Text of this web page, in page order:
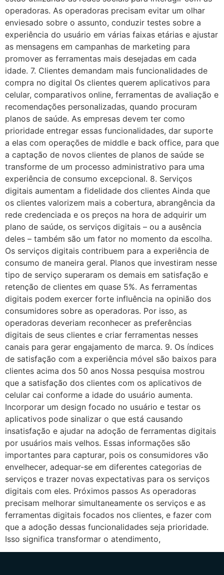
operadoras. As operadoras precisam evitar um olhar
enviesado sobre o assunto, conduzir testes sobre a
experiência do usuário em várias faixas etárias e ajustar
as mensagens em campanhas de marketing para
promover as ferramentas mais desejadas em cada
idade. 7. Clientes demandam mais funcionalidades de
compra no digital Os clientes querem aplicativos para
celular, comparativos online, ferramentas de avaliação e
recomendações personalizadas, quando procuram
planos de saúde. As empresas devem ter como
prioridade entregar essas funcionalidades, dar suporte
a elas com operações de middle e back office, para que
a captação de novos clientes de planos de saúde se
transforme de um processo administrativo para uma
experiência de consumo excepcional. 8. Serviços
digitais aumentam a fidelidade dos clientes Ainda que
os clientes valorizem mais a cobertura, abrangência da
rede credenciada e os preços na hora de adquirir um
plano de saúde, os serviços digitais – ou a ausência
deles – também são um fator no momento da escolha.
Os serviços digitais contribuem para a experiência de
consumo de maneira geral. Planos que investiram nesse
tipo de serviço superaram os demais em satisfação e
retenção de clientes em quase 5%. As ferramentas
digitais podem exercer forte influência na opinião dos
consumidores sobre as operadoras. Por isso, as
operadoras deveriam reconhecer as preferências
digitais de seus clientes e criar ferramentas nesses
canais para gerar engajamento de marca. 9. Os índices
de satisfação com a experiência móvel são baixos para
clientes acima dos 50 anos Nossa pesquisa mostrou
que a satisfação dos clientes com os aplicativos de
celular cai conforme a idade do usuário aumenta.
Incorporar um design focado no usuário e testar os
aplicativos pode sinalizar o que está causando
insatisfação e ajudar na adoção de ferramentas digitais
por usuários mais velhos. Essas informações são
importantes para capturar, pois os consumidores vão
envelhecer, adequar-se em diferentes categorias de
serviços e trazer novas expectativas para os serviços
digitais com eles. Próximos passos As operadoras
precisam melhorar simultaneamente os serviços e as
ferramentas digitais focados nos clientes, e fazer com
que a adoção dessas funcionalidades seja prioridade.
Isso significa transformar o atendimento,